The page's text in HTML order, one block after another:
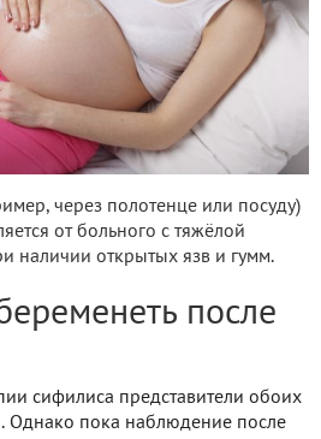
через полотенце или посуду)
от больного с тяжёлой
наличии открытых язв и гумм.
после
сифилиса представители обоих
Однако пока наблюдение после